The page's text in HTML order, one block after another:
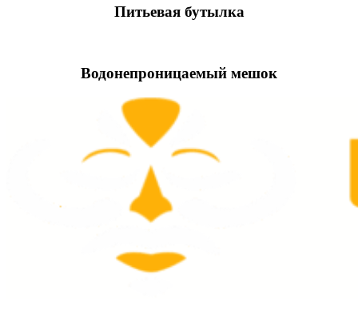
Питьевая бутылка
Водонепроницаемый мешок